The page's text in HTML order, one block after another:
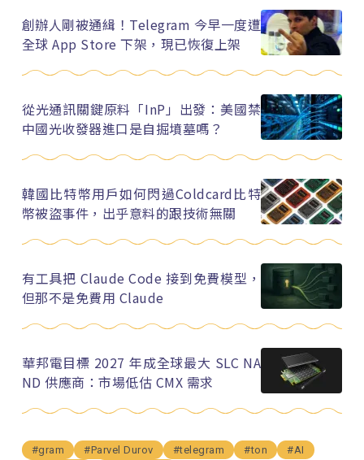
創辦人剛被通緝！Telegram 今早一度遭
全球 App Store 下架，現已恢復上架
從光通訊關鍵原料「InP」出發：美國禁
中國光收發器進口是自掘墳墓嗎？
韓國比特幣用戶如何閃過Coldcard比特
幣被盜事件，出乎意料的跟技術無關
有工具把 Claude Code 接到免費模型，
但那不是免費用 Claude
華邦電目標 2027 年成全球最大 SLC NA
ND 供應商：市場低估 CMX 需求
#gram #Parvel Durov #telegram #ton
#AI